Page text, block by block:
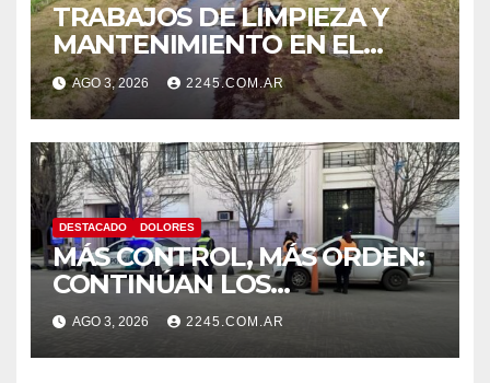
TRABAJOS DE LIMPIEZA Y
MANTENIMIENTO EN EL
CANAL LA PICASA
AGO 3, 2026 2245.COM.AR
DESTACADO DOLORES
MÁS CONTROL, MÁS ORDEN:
CONTINÚAN LOS
OPERATIVOS PREVENTIVOS
DE TRÁNSITO EN DOLORES
AGO 3, 2026 2245.COM.AR